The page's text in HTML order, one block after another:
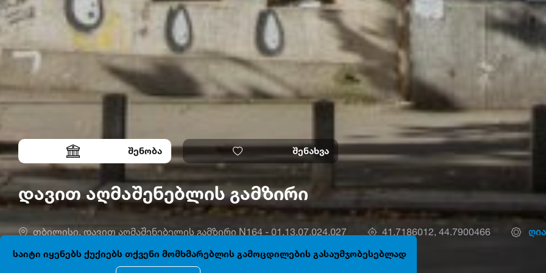
შენობა შენახვა
დავით აღმაშენებლის გამზირი
თბილისი, დავით აღმაშენებელის გამზირი N164 - 01.13.07.024.027 41.7186012, 44.7900466
საიტი იყენებს ქუქიებს თქვენი მომხმარებლის გამოცდილების გასაუმჯობესებლად